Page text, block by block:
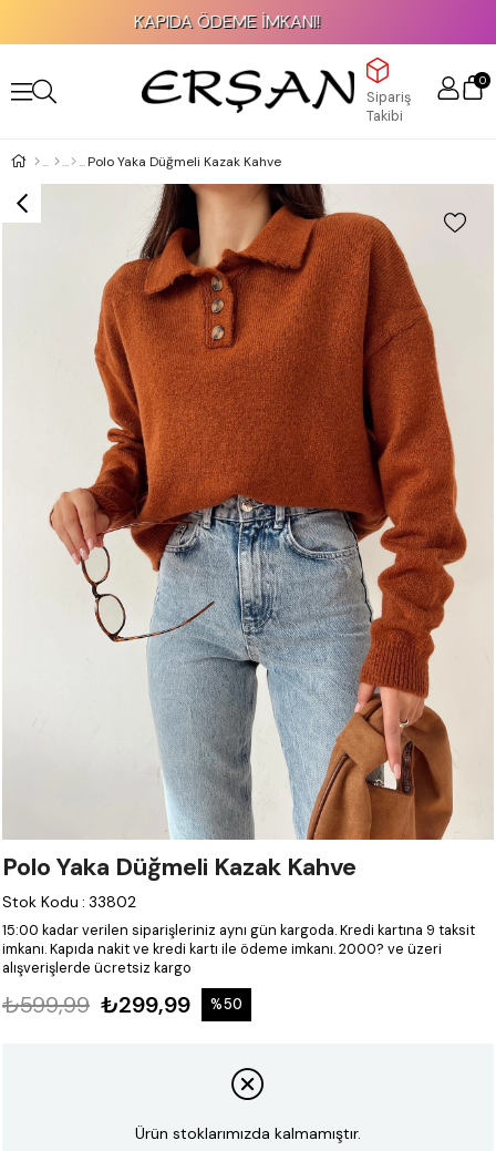
KAPIDA ÖDEME İMKANI!
Sipariş
Takibi
0
Polo Yaka Düğmeli Kazak Kahve
Polo Yaka Düğmeli Kazak Kahve
Stok Kodu : 33802
15:00 kadar verilen siparişleriniz aynı gün kargoda.Kredi kartına 9 taksit
imkanı.Kapıda nakit ve kredi kartı ile ödeme imkanı.2000? ve üzeri
alışverişlerde ücretsiz kargo
₺599,99 ₺299,99 %50
Ürün stoklarımızda kalmamıştır.